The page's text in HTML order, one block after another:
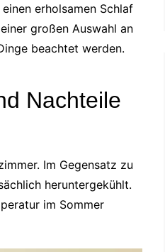
erholsamen Schlaf
großen Auswahl an
beachtet werden.
Nachteile
Im Gegensatz zu
heruntergekühlt.
im Sommer